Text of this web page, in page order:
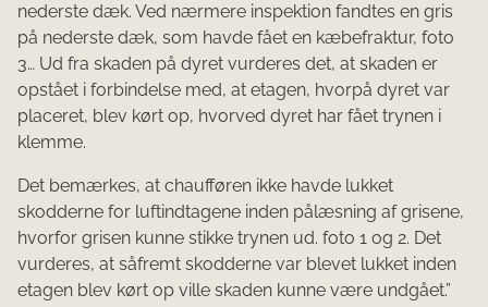
nederste dæk. Ved nærmere inspektion fandtes en gris
på nederste dæk, som havde fået en kæbefraktur, foto
3… Ud fra skaden på dyret vurderes det, at skaden er
op­stået i forbindelse med, at etagen, hvorpå dyret var
placeret, blev kørt op, hvorved dy­ret har fået trynen i
klemme.
Det bemærkes, at chaufføren ikke havde lukket
skodderne for luftindtagene inden på­læsning af grisene,
hvorfor grisen kunne stikke trynen ud. foto 1 og 2. Det
vurderes, at såfremt skodderne var blevet lukket inden
etagen blev kørt op ville skaden kunne væ­re undgået.”